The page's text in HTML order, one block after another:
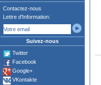
Contactez-nous
Lettre d'Information:
Suivez-nous
Twitter
Facebook
Google+
VKontakte